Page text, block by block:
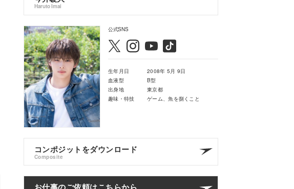
Haruto Imai
公式SNS
生年月日
2008年 5月 9日
血液型
B型
出身地
東京都
趣味・特技
ゲーム、魚を捌くこと
コンポジットをダウンロード
Composite